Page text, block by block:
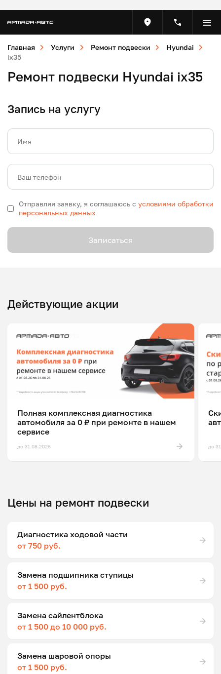
Главная Услуги Ремонт подвески
Hyundai
ix35
Ремонт подвески Hyundai ix35
Запись на услугу
Имя
Ваш телефон
Отправляя заявку, я соглашаюсь с условиями обработки
персональных данных
Записаться
Действующие акции
Полная комплексная диагностика
автомобиля за 0 ₽ при ремонте в нашем
сервисе
до 31.08.2026 до
Цены на ремонт подвески
Диагностика ходовой части
от 750 руб.
Замена подшипника ступицы
от 1 500 руб.
Замена сайлентблока
от 1 500 до 10 000 руб.
Замена шаровой опоры
от 1 500 руб.